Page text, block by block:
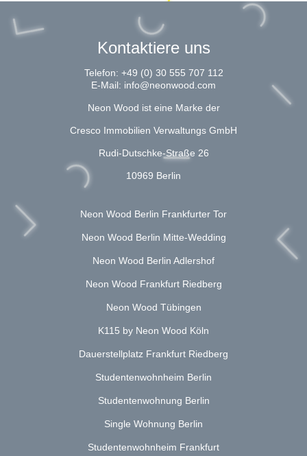
Kontaktiere uns
Telefon: +49 (0) 30 555 707 112
E-Mail: info@neonwood.com
Neon Wood ist eine Marke der
Cresco Immobilien Verwaltungs GmbH
Rudi-Dutschke-Straße 26
10969 Berlin
Neon Wood Berlin Frankfurter Tor
Neon Wood Berlin Mitte-Wedding
Neon Wood Berlin Adlershof
Neon Wood Frankfurt Riedberg
Neon Wood Tübingen
K115 by Neon Wood Köln
Dauerstellplatz Frankfurt Riedberg
Studentenwohnheim Berlin
Studentenwohnung Berlin
Single Wohnung Berlin
Studentenwohnheim Frankfurt